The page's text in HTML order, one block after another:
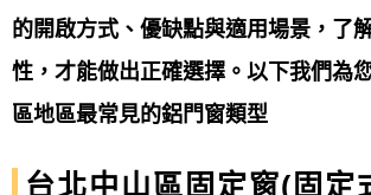
常多元，主要可分為鋁窗（如氣密窗
窗、格子窗、推射窗等）、鋁門（如
通風門、淋浴拉門）、以及戶外產品（
的開啟方式、優缺點與適用場景，了
性，才能做出正確選擇。以下我們為
區地區最常見的鋁門窗類型
台北中山區固定窗(固定